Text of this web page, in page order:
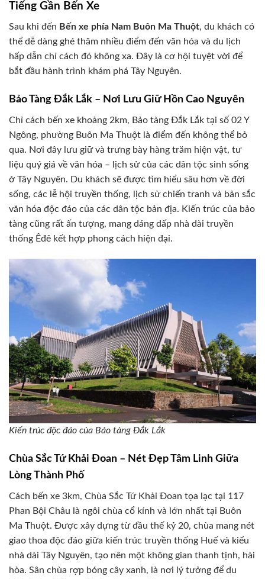
Tiếng Gần Bến Xe
Sau khi đến Bến xe phía Nam Buôn Ma Thuột, du khách có
thể dễ dàng ghé thăm nhiều điểm đến văn hóa và du lịch
hấp dẫn chỉ cách đó không xa. Đây là cơ hội tuyệt vời để
bắt đầu hành trình khám phá Tây Nguyên.
Bảo Tàng Đắk Lắk – Nơi Lưu Giữ Hồn Cao Nguyên
Chỉ cách bến xe khoảng 2km, Bảo tàng Đắk Lắk tại số 02 Y
Ngông, phường Buôn Ma Thuột là điểm đến không thể bỏ
qua. Nơi đây lưu giữ và trưng bày hàng trăm hiện vật, tư
liệu quý giá về văn hóa – lịch sử của các dân tộc sinh sống
ở Tây Nguyên. Du khách sẽ được tìm hiểu sâu hơn về đời
sống, các lễ hội truyền thống, lịch sử chiến tranh và bản sắc
văn hóa độc đáo của các dân tộc bản địa. Kiến trúc của bảo
tàng cũng rất ấn tượng, mang dáng dấp nhà dài truyền
thống Êđê kết hợp phong cách hiện đại.
Kiến trúc độc đáo của Bảo tàng Đắk Lắk
Chùa Sắc Tứ Khải Đoan – Nét Đẹp Tâm Linh Giữa
Lòng Thành Phố
Cách bến xe 3km, Chùa Sắc Tứ Khải Đoan tọa lạc tại 117
Phan Bội Châu là ngôi chùa cổ kính và lớn nhất tại Buôn
Ma Thuột. Được xây dựng từ đầu thế kỷ 20, chùa mang nét
giao thoa độc đáo giữa kiến trúc truyền thống Huế và kiểu
nhà dài Tây Nguyên, tạo nên một không gian thanh tịnh, hài
hòa. Sân chùa rợp bóng cây xanh, là nơi lý tưởng để du